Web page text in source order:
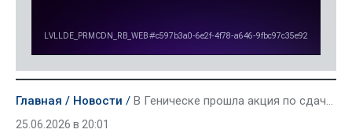
Главная Новости В Геническе прошла акция по сдаче крови
25.06.2026 в 20:01